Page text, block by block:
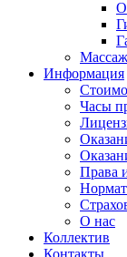
Массаж
Информация
Часы
Права
О нас
Коллектив
Контакты